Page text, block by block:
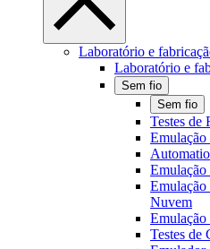
Laboratório e
Laboratório e
Sem fio
Sem fio
Testes de
Emulação
Nuvem
Emulação
Testes de